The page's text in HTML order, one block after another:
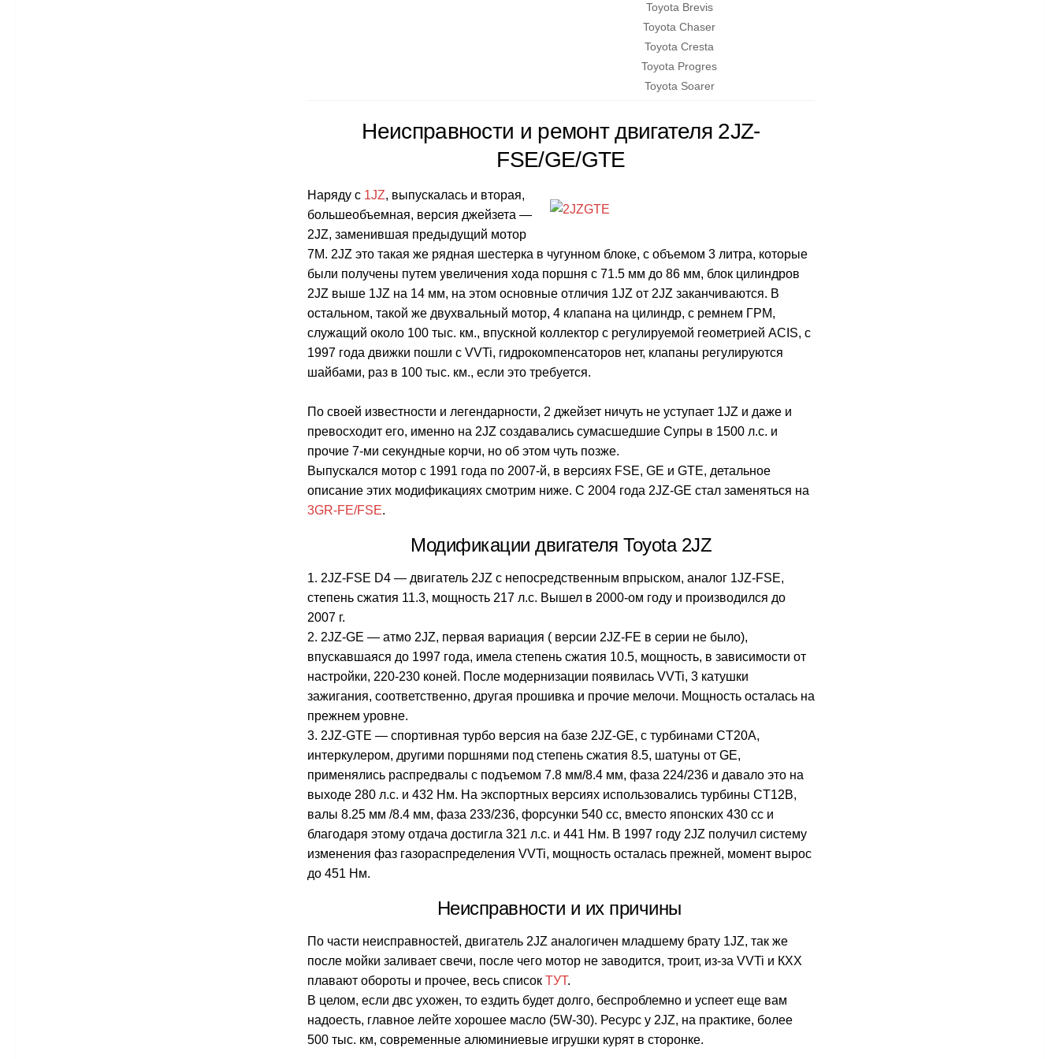
Toyota Brevis
Toyota Chaser
Toyota Cresta
Toyota Progres
Toyota Soarer
Неисправности и ремонт двигателя 2JZ-
FSE/GE/GTE
Наряду с 1JZ, выпускалась и вторая,
большеобъемная, версия джейзета —
2JZ, заменившая предыдущий мотор
7M. 2JZ это такая же рядная шестерка в чугунном блоке, с объемом 3 литра, которые
были получены путем увеличения хода поршня с 71.5 мм до 86 мм, блок цилиндров
2JZ выше 1JZ на 14 мм, на этом основные отличия 1JZ от 2JZ заканчиваются. В
остальном, такой же двухвальный мотор, 4 клапана на цилиндр, с ремнем ГРМ,
служащий около 100 тыс. км., впускной коллектор с регулируемой геометрией ACIS, с
1997 года движки пошли с VVTi, гидрокомпенсаторов нет, клапаны регулируются
шайбами, раз в 100 тыс. км., если это требуется.
По своей известности и легендарности, 2 джейзет ничуть не уступает 1JZ и даже и
превосходит его, именно на 2JZ создавались сумасшедшие Супры в 1500 л.с. и
прочие 7-ми секундные корчи, но об этом чуть позже.
Выпускался мотор с 1991 года по 2007-й, в версиях FSE, GE и GTE, детальное
описание этих модификациях смотрим ниже. С 2004 года 2JZ-GE стал заменяться на
3GR-FE/FSE.
Модификации двигателя Toyota 2JZ
1. 2JZ-FSE D4 — двигатель 2JZ с непосредственным впрыском, аналог 1JZ-FSE,
степень сжатия 11.3, мощность 217 л.с. Вышел в 2000-ом году и производился до
2007 г.
2. 2JZ-GE — атмо 2JZ, первая вариация ( версии 2JZ-FE в серии не было),
впускавшаяся до 1997 года, имела степень сжатия 10.5, мощность, в зависимости от
настройки, 220-230 коней. После модернизации появилась VVTi, 3 катушки
зажигания, соответственно, другая прошивка и прочие мелочи. Мощность осталась на
прежнем уровне.
3. 2JZ-GTE — спортивная турбо версия на базе 2JZ-GE, с турбинами CT20A,
интеркулером, другими поршнями под степень сжатия 8.5, шатуны от GE,
применялись распредвалы с подъемом 7.8 мм/8.4 мм, фаза 224/236 и давало это на
выходе 280 л.с. и 432 Нм. На экспортных версиях использовались турбины CT12B,
валы 8.25 мм /8.4 мм, фаза 233/236, форсунки 540 сс, вместо японских 430 сс и
благодаря этому отдача достигла 321 л.с. и 441 Нм. В 1997 году 2JZ получил систему
изменения фаз газораспределения VVTi, мощность осталась прежней, момент вырос
до 451 Нм.
Неисправности и их причины
По части неисправностей, двигатель 2JZ аналогичен младшему брату 1JZ, так же
после мойки заливает свечи, после чего мотор не заводится, троит, из-за VVTi и КХХ
плавают обороты и прочее, весь список ТУТ.
В целом, если двс ухожен, то ездить будет долго, беспроблемно и успеет еще вам
надоесть, главное лейте хорошее масло (5W-30). Ресурс у 2JZ, на практике, более
500 тыс. км, современные алюминиевые игрушки курят в сторонке.